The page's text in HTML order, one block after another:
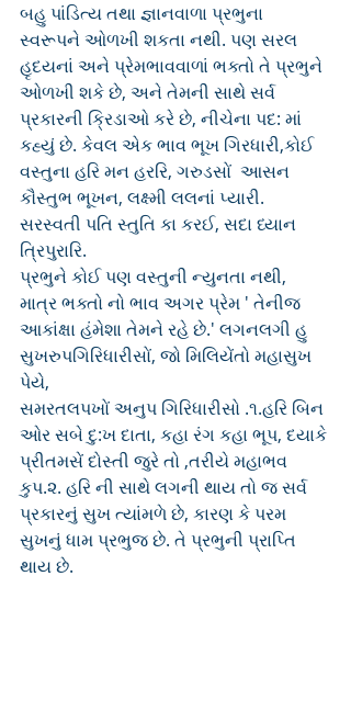
બહુ પાંડિત્ય તથા જ્ઞાનવાળા પ્રભુના
સ્વરૂપને ઓળખી શકતા નથી. પણ સરલ
હૃદયનાં અને પ્રેમભાવવાળાં ભક્તો તે પ્રભુને
ઓળખી શકે છે, અને તેમની સાથે સર્વ
પ્રકારની ક્રિડાઓ કરે છે, નીચેના પદ: માં
કહ્યું છે. કેવલ એક ભાવ ભૂખ ગિરધારી,કોઈ
વસ્તુના હરિ મન હરરિ, ગરુડસોં  આસન
કૌસ્તુભ ભૂખન, લક્ષ્મી લલનાં પ્યારી.
સરસ્વતી પતિ સ્તુતિ કા કરઈ, સદા ધ્યાન
ત્રિપુરારિ.
પ્રભુને કોઈ પણ વસ્તુની ન્યુનતા નથી,
માત્ર ભક્તો નો ભાવ અગર પ્રેમ ' તેનીજ
આકાંક્ષા હંમેશા તેમને રહે છે.' લગનલગી હુ
સુખરુપગિરિધારીસોં, જો મિલિયેંતો મહાસુખ
પેયે,
સમરતલપખોં અનુપ ગિરિધારીસો .૧.હરિ બિન
ઓર સબે દુ:ખ દાતા, કહા રંગ કહા ભૂપ, દયાકે
પ્રીતમસેં દોસ્તી જુરે તો ,તરીયે મહાભવ
કુપ.૨. હરિ ની સાથે લગની થાય તો જ સર્વ
પ્રકારનું સુખ ત્યાંમળે છે, કારણ કે પરમ
સુખનું ધામ પ્રભુજ છે. તે પ્રભુની પ્રાપ્તિ
થાય છે.